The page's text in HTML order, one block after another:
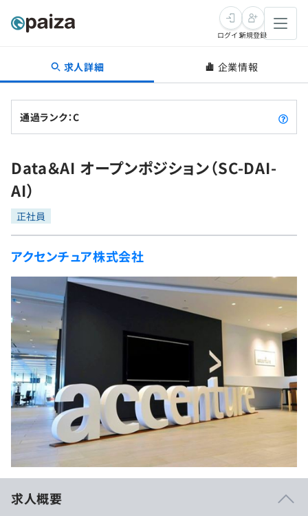
転職・キャリア
転職成功ガイド
転職エージェント
インタビュー
転職成功ガイド
新卒就活
求人検索
本選考
インターン
新卒エージェント
イベント・セミナー
インタビュー
就活成功ガイド
学習
問題集
ナレッジ
リファレンス
プラン
個人向けプラン
プログラミング言語
評価結果一覧
再チャレンジ結果一覧
ゲーム・マンガ
Tech Team Journal
paiza times
note
paizaとは？
ログイン新規登録
求人詳細 企業情報
通過ランク：C
Data＆AI オープンポジション（SC-DAI-
AI）
正社員
アクセンチュア株式会社
求人概要